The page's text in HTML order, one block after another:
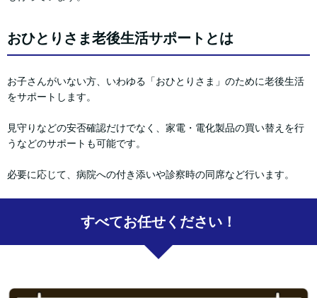
おひとりさま老後生活サポートとは
お子さんがいない方、いわゆる「おひとりさま」のために老後生活
をサポートします。
見守りなどの安否確認だけでなく、家電・電化製品の買い替えを行
うなどのサポートも可能です。
必要に応じて、病院への付き添いや診察時の同席など行います。
すべてお任せください！